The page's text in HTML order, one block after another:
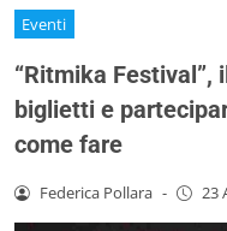
Eventi
“Ritmika Festival”,
biglietti e
come fare
Federica Pollara - 23